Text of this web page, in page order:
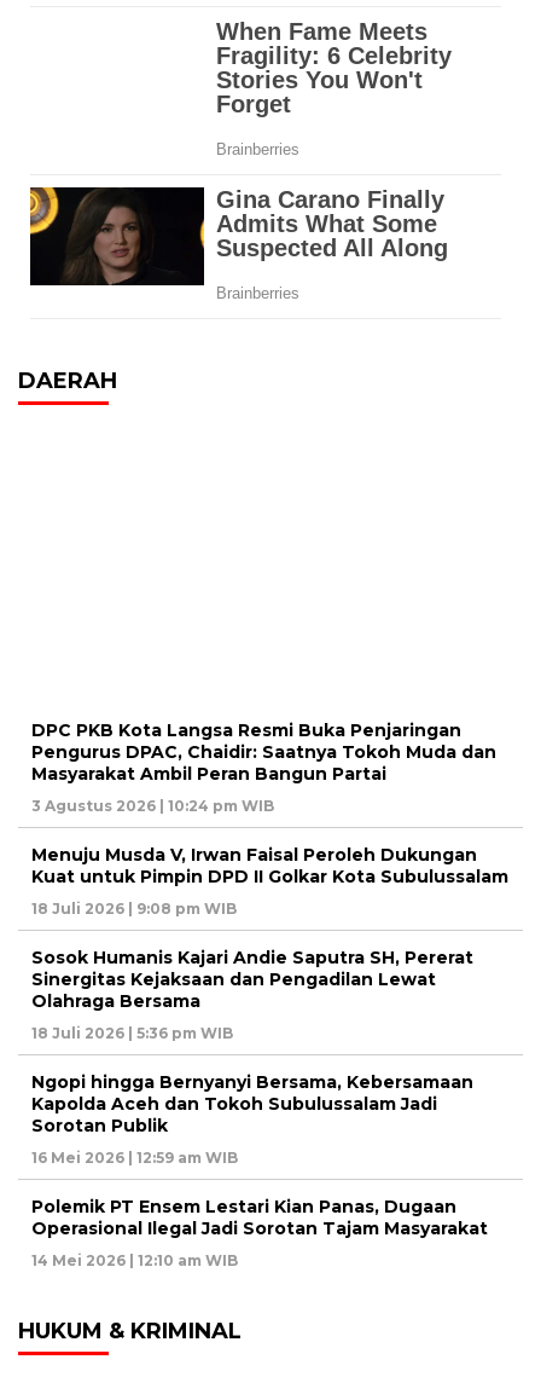
DAERAH
DPC PKB Kota Langsa Resmi Buka Penjaringan
Pengurus DPAC, Chaidir: Saatnya Tokoh Muda dan
Masyarakat Ambil Peran Bangun Partai
3 Agustus 2026 | 10:24 pm WIB
Menuju Musda V, Irwan Faisal Peroleh Dukungan
Kuat untuk Pimpin DPD II Golkar Kota Subulussalam
18 Juli 2026 | 9:08 pm WIB
Sosok Humanis Kajari Andie Saputra SH, Pererat
Sinergitas Kejaksaan dan Pengadilan Lewat
Olahraga Bersama
18 Juli 2026 | 5:36 pm WIB
Ngopi hingga Bernyanyi Bersama, Kebersamaan
Kapolda Aceh dan Tokoh Subulussalam Jadi
Sorotan Publik
16 Mei 2026 | 12:59 am WIB
Polemik PT Ensem Lestari Kian Panas, Dugaan
Operasional Ilegal Jadi Sorotan Tajam Masyarakat
14 Mei 2026 | 12:10 am WIB
HUKUM & KRIMINAL